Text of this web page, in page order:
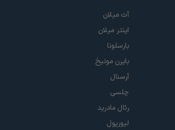
آث میلان
اینتر میلان
بارسلونا
بایرن مونیخ
آرسنال
چلسی
رئال مادرید
لیورپول